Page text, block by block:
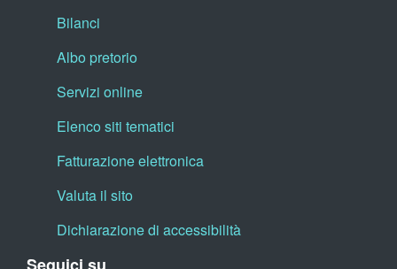
Bilanci
Albo pretorio
Servizi online
Elenco siti tematici
Fatturazione elettronica
Valuta il sito
Dichiarazione di accessibilità